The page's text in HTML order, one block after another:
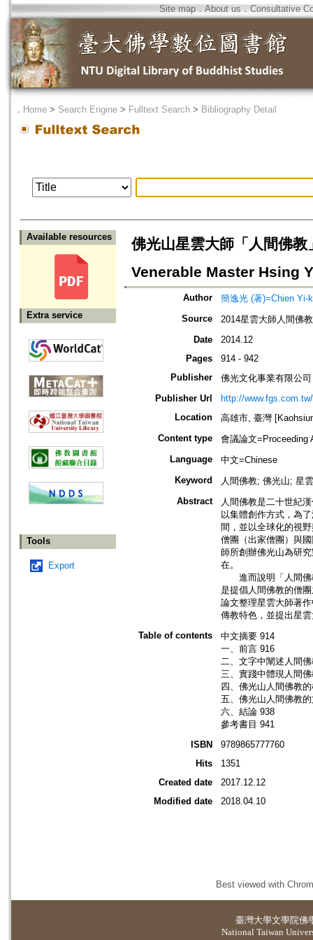
Site map．About us ． Consultative
． Home > Search Engine > Fulltext Search > Bibliography Detail
Available resources
Extra service
Tools
Export
佛光山星雲大師「人間佛
Venerable Master Hsing
Author
簡逸光 (著)=Chien Yi-
Source
2014星雲大師人間佛
Date
2014.12
Pages
914 - 942
Publisher
佛光文化事業有限公司
Publisher Url
http://
Location
高雄市, 臺灣
Content type
會議論文=Proceeding
Language
中文=Chinese
Keyword
人間佛教; 佛光山; 星
Abstract
人間佛教是二十世紀
以集體創作方式，為
間，並以全球化的視
僧團（出家僧團）與
師所創辦佛光山為研
在。
進而說明「人間佛
是提倡人間佛教的僧
論文整理星雲大師著
傳教特色，並提出星
Table of contents
中文摘要 914
一、前言 916
二、文字中闡述人間
三、實踐中體現人間
四、佛光山人間佛教
五、佛光山人間佛教
六、結論 938
參考書目 941
ISBN
9789865777760
Hits
1351
Created date
2017.12.12
Modified date
2018.04.10
Best viewed with
臺灣大學文學院佛
National Taiwan